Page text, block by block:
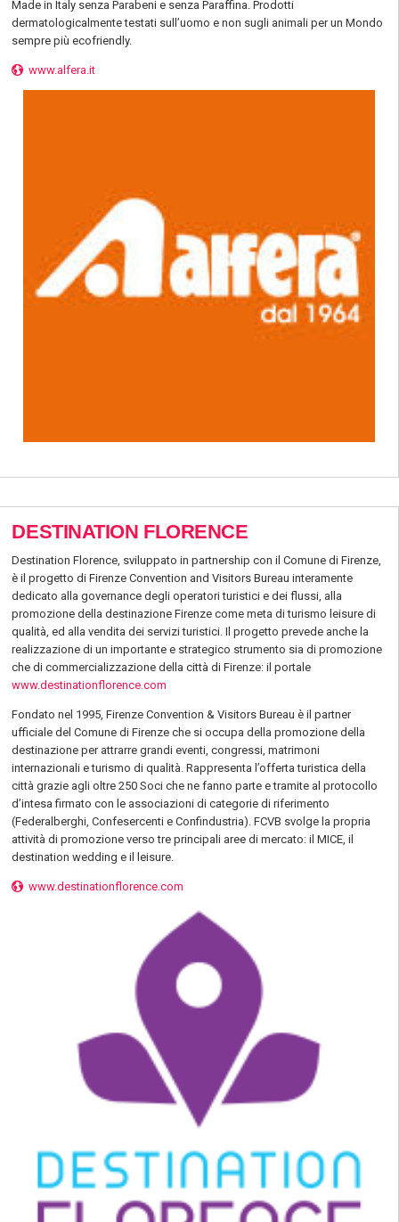
Made in Italy senza Parabeni e senza Paraffina. Prodotti
dermatologicalmente testati sull’uomo e non sugli animali per un Mondo
sempre più ecofriendly.
www.alfera.it
DESTINATION FLORENCE
Destination Florence, sviluppato in partnership con il Comune di Firenze,
è il progetto di Firenze Convention and Visitors Bureau interamente
dedicato alla governance degli operatori turistici e dei flussi, alla
promozione della destinazione Firenze come meta di turismo leisure di
qualità, ed alla vendita dei servizi turistici. Il progetto prevede anche la
realizzazione di un importante e strategico strumento sia di promozione
che di commercializzazione della città di Firenze: il portale
www.destinationflorence.com
Fondato nel 1995, Firenze Convention & Visitors Bureau è il partner
ufficiale del Comune di Firenze che si occupa della promozione della
destinazione per attrarre grandi eventi, congressi, matrimoni
internazionali e turismo di qualità. Rappresenta l’offerta turistica della
città grazie agli oltre 250 Soci che ne fanno parte e tramite al protocollo
d’intesa firmato con le associazioni di categorie di riferimento
(Federalberghi, Confesercenti e Confindustria). FCVB svolge la propria
attività di promozione verso tre principali aree di mercato: il MICE, il
destination wedding e il leisure.
www.destinationflorence.com